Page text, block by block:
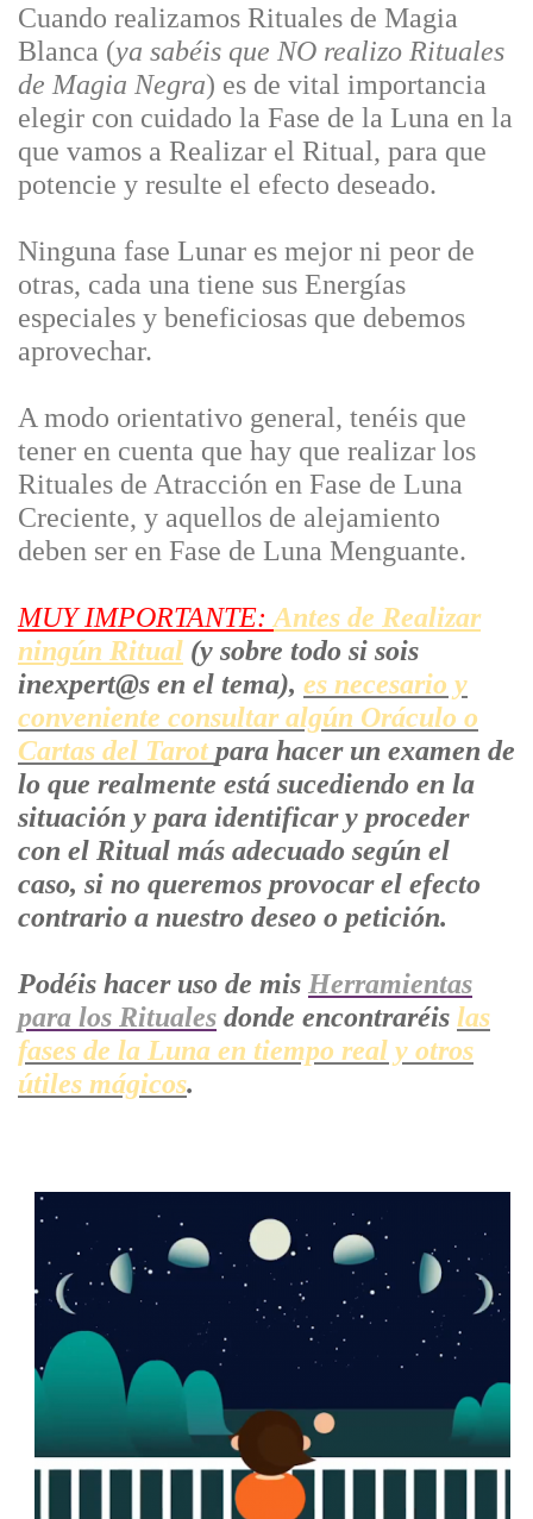
Cuando realizamos Rituales de Magia
Blanca (ya sabéis que NO realizo Rituales
de Magia Negra) es de vital importancia
elegir con cuidado la Fase de la Luna en la
que vamos a Realizar el Ritual, para que
potencie y resulte el efecto deseado.
Ninguna fase Lunar es mejor ni peor de
otras, cada una tiene sus Energías
especiales y beneficiosas que debemos
aprovechar.
A modo orientativo general, tenéis que
tener en cuenta que hay que realizar los
Rituales de Atracción en Fase de Luna
Creciente, y aquellos de alejamiento
deben ser en Fase de Luna Menguante.
MUY IMPORTANTE: Antes de Realizar
ningún Ritual (y sobre todo si sois
inexpert@s en el tema), es necesario y
conveniente consultar algún Oráculo o
Cartas del Tarot para hacer un examen de
lo que realmente está sucediendo en la
situación y para identificar y proceder
con el Ritual más adecuado según el
caso, si no queremos provocar el efecto
contrario a nuestro deseo o petición.
Podéis hacer uso de mis Herramientas
para los Rituales donde encontraréis las
fases de la Luna en tiempo real y otros
útiles mágicos.